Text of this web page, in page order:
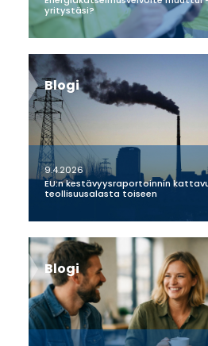
yritystäsi?
Blogi
9.4.2026
EU:n kestävyysraportoinnin
teollisuusalasta toiseen
Blogi